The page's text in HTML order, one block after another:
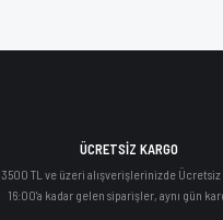
ÜCRETSİZ KARGO
3500 TL ve üzeri alışverişlerinizde Ücretsiz
16:00'a kadar gelen siparişler, aynı gün